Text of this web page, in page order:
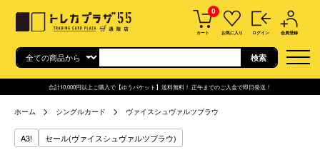
0
カート お気に入り ログイン 会員登録
合計10,000円以上ご購入で【ゆうパケット】送料無料！ 正午までのご入金で即日発送！
ホーム シングルカード ヴァイスシュヴァルツブラウ
A3! セール(ヴァイスシュヴァルツブラウ)